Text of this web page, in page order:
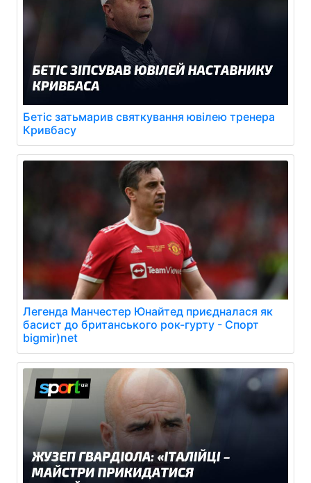
Бетіс затьмарив святкування ювілею тренера
Кривбасу
Легенда Манчестер Юнайтед приєдналася як
басист до британського рок-гурту - Спорт
bigmir)net